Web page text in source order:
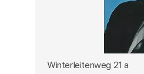
Winterleitenweg 21 a